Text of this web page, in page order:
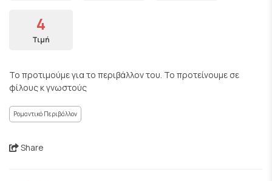
4
Τιμή
Το προτιμούμε για το περιβάλλον του. Το προτείνουμε σε
φίλους κ γνωστούς
Ρομαντικό Περιβάλλον
Share